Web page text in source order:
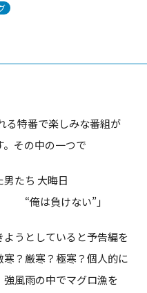
る特番で楽しみな番組が
その中の一つで
男たち 大晦日
ない”」
うとしていると予告編を
寒？厳寒？極寒？個人的に
風雨の中でマグロ漁を